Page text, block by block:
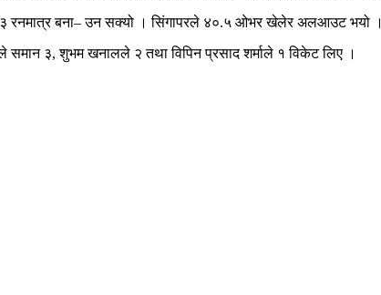
रनमात्र बना– उन सक्यो । सिंगापरले ४०.५ ओभर खेलेर अलआउट भयो ।
समान ३, शुभम खनालले २ तथा विपिन प्रसाद शर्माले १ विकेट लिए ।